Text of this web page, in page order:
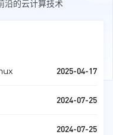
沿的云计算技术
2025-04-17
2024-07-25
2024-07-25